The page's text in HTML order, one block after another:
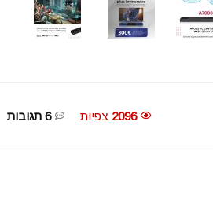
2096 צפיות 6 תגובות